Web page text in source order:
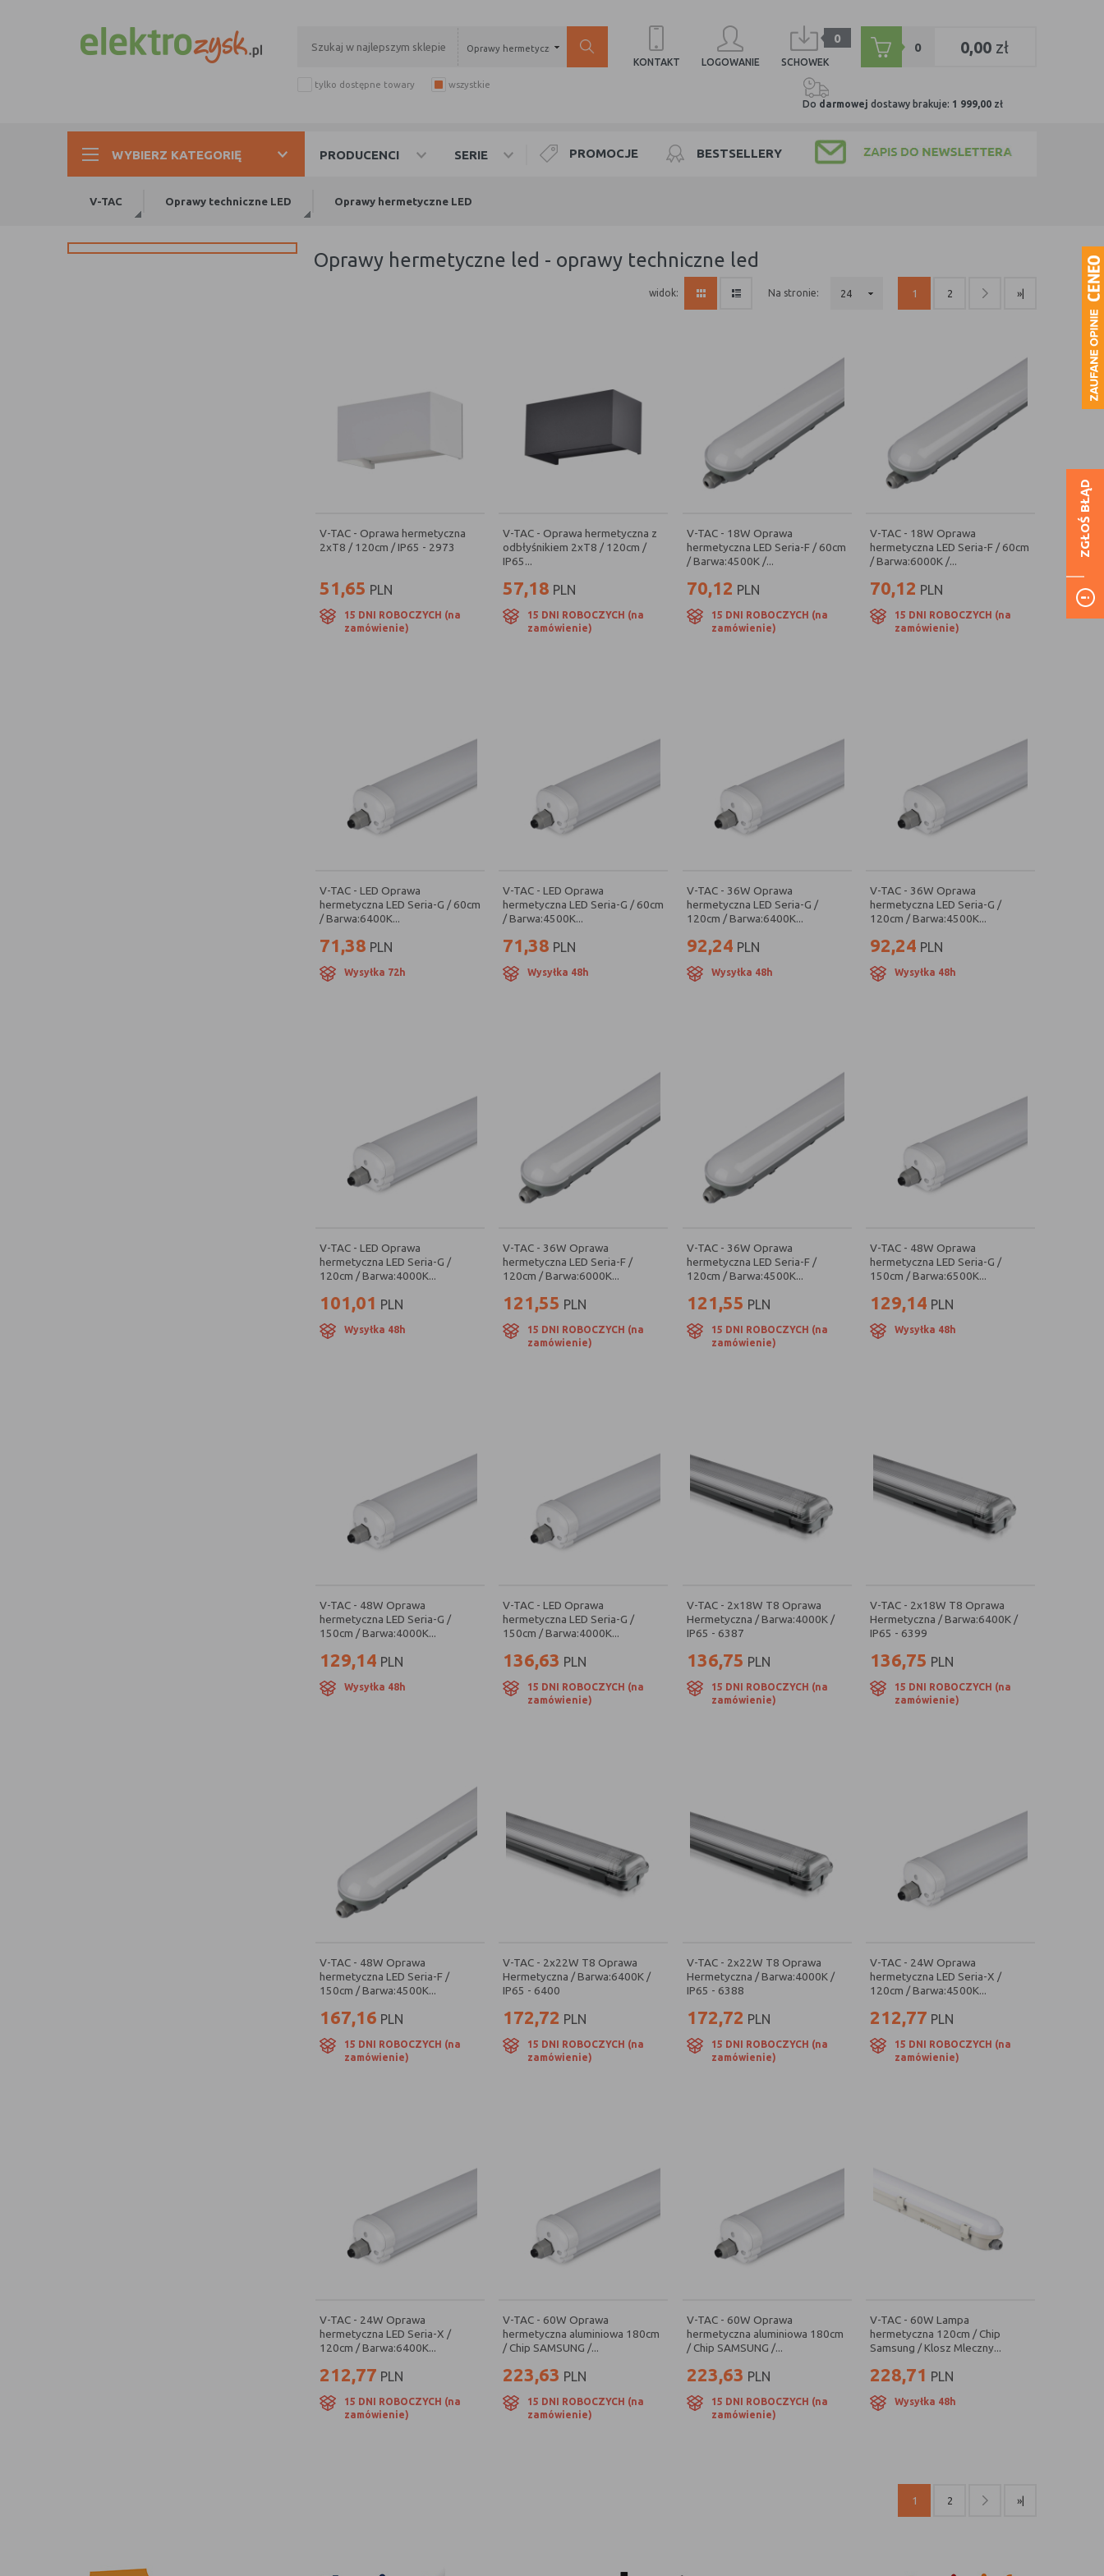
Oprawy hermetyczne LED
tylko dostępne towary wszystkie
KONTAKT LOGOWANIE
0
SCHOWEK
0 0,00 zł
Do darmowej dostawy brakuje: 1 999,00 zł
WYBIERZ KATEGORIĘ PRODUCENCI SERIE PROMOCJE BESTSELLERY
V-TAC Oprawy techniczne LED Oprawy hermetyczne LED
oprawy hermetyczne led - oprawy techniczne led
widok: na stronie: 24 1 2 »|
V-TAC - Oprawa hermetyczna
2xT8 / 120cm / IP65 - 2973
51,65 PLN
15 DNI ROBOCZYCH (na
zamówienie)
V-TAC - Oprawa hermetyczna z
odbłyśnikiem 2xT8 / 120cm /
IP65...
57,18 PLN
15 DNI ROBOCZYCH (na
zamówienie)
V-TAC - 18W Oprawa
hermetyczna LED Seria-F / 60cm
/ Barwa:4500K /...
70,12 PLN
15 DNI ROBOCZYCH (na
zamówienie)
V-TAC - 18W Oprawa
hermetyczna LED Seria-F / 60cm
/ Barwa:6000K /...
70,12 PLN
15 DNI ROBOCZYCH (na
zamówienie)
V-TAC - LED Oprawa
hermetyczna LED Seria-G / 60cm
/ Barwa:6400K...
71,38 PLN
Wysyłka 72h
V-TAC - LED Oprawa
hermetyczna LED Seria-G / 60cm
/ Barwa:4500K...
71,38 PLN
Wysyłka 48h
V-TAC - 36W Oprawa
hermetyczna LED Seria-G /
120cm / Barwa:6400K...
92,24 PLN
Wysyłka 48h
V-TAC - 36W Oprawa
hermetyczna LED Seria-G /
120cm / Barwa:4500K...
92,24 PLN
Wysyłka 48h
V-TAC - LED Oprawa
hermetyczna LED Seria-G /
120cm / Barwa:4000K...
101,01 PLN
Wysyłka 48h
V-TAC - 36W Oprawa
hermetyczna LED Seria-F /
120cm / Barwa:6000K...
121,55 PLN
15 DNI ROBOCZYCH (na
zamówienie)
V-TAC - 36W Oprawa
hermetyczna LED Seria-F /
120cm / Barwa:4500K...
121,55 PLN
15 DNI ROBOCZYCH (na
zamówienie)
V-TAC - 48W Oprawa
hermetyczna LED Seria-G /
150cm / Barwa:6500K...
129,14 PLN
Wysyłka 48h
V-TAC - 48W Oprawa
hermetyczna LED Seria-G /
150cm / Barwa:4000K...
129,14 PLN
Wysyłka 48h
V-TAC - LED Oprawa
hermetyczna LED Seria-G /
150cm / Barwa:4000K...
136,63 PLN
15 DNI ROBOCZYCH (na
zamówienie)
V-TAC - 2x18W T8 Oprawa
Hermetyczna / Barwa:4000K /
IP65 - 6387
136,75 PLN
15 DNI ROBOCZYCH (na
zamówienie)
V-TAC - 2x18W T8 Oprawa
Hermetyczna / Barwa:6400K /
IP65 - 6399
136,75 PLN
15 DNI ROBOCZYCH (na
zamówienie)
V-TAC - 48W Oprawa
hermetyczna LED Seria-F /
150cm / Barwa:4500K...
167,16 PLN
15 DNI ROBOCZYCH (na
zamówienie)
V-TAC - 2x22W T8 Oprawa
Hermetyczna / Barwa:6400K /
IP65 - 6400
172,72 PLN
15 DNI ROBOCZYCH (na
zamówienie)
V-TAC - 2x22W T8 Oprawa
Hermetyczna / Barwa:4000K /
IP65 - 6388
172,72 PLN
15 DNI ROBOCZYCH (na
zamówienie)
V-TAC - 24W Oprawa
hermetyczna LED Seria-X /
120cm / Barwa:4500K...
212,77 PLN
15 DNI ROBOCZYCH (na
zamówienie)
V-TAC - 24W Oprawa
hermetyczna LED Seria-X /
120cm / Barwa:6400K...
212,77 PLN
15 DNI ROBOCZYCH (na
zamówienie)
V-TAC - 60W Oprawa
hermetyczna aluminiowa 180cm
/ Chip SAMSUNG /...
223,63 PLN
15 DNI ROBOCZYCH (na
zamówienie)
V-TAC - 60W Oprawa
hermetyczna aluminiowa 180cm
/ Chip SAMSUNG /...
223,63 PLN
15 DNI ROBOCZYCH (na
zamówienie)
V-TAC - 60W Lampa
hermetyczna 120cm / Chip
Samsung / Klosz Mleczny...
228,71 PLN
Wysyłka 48h
1 2 »|
ZGŁOŚ BŁĄD